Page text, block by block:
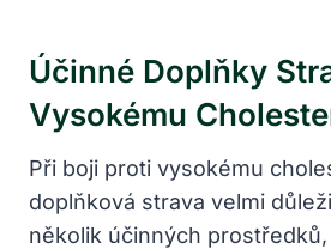
Účinné Doplňky
Vysokému
Při boji proti vysokému
doplňková strava velmi
několik účinných